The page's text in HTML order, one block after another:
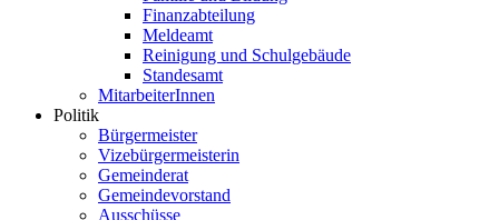
Finanzabteilung
Meldeamt
Reinigung und Schulgebäude
Standesamt
MitarbeiterInnen
Politik
Bürgermeister
Vizebürgermeisterin
Gemeinderat
Gemeindevorstand
Ausschüsse